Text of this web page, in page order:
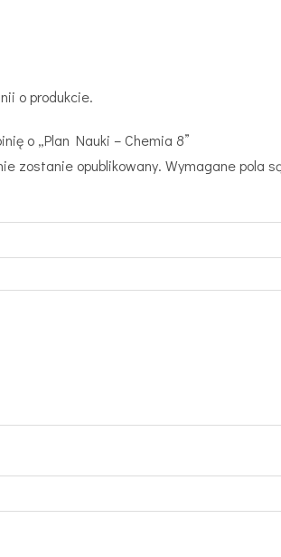
o produkcie.
o „Plan Nauki – Chemia 8”
zostanie opublikowany. Wymagane pola